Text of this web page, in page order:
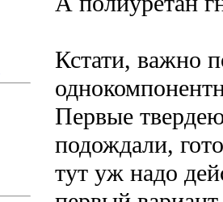
Кстати, важно
Первые
подождали,
тут уж надо